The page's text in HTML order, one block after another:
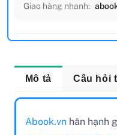
Giao hàng nhanh:
Mô tả Câu hỏi
Abook.vnhân hạnh